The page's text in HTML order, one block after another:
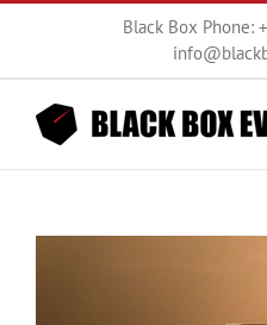
Zum
Black Box Phone: